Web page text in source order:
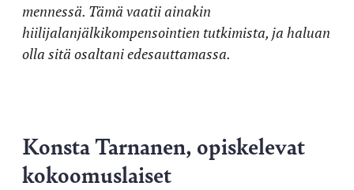
mennessä. Tämä vaatii ainakin
hiilijalanjälkikompensointien tutkimista, ja haluan
olla sitä osaltani edesauttamassa.
Konsta Tarnanen, opiskelevat
kokoomuslaiset